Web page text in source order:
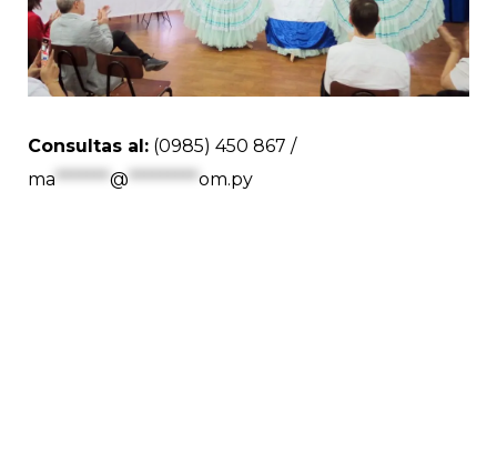
Consultas al: (0985) 450 867 /
ma*******@*********om.py